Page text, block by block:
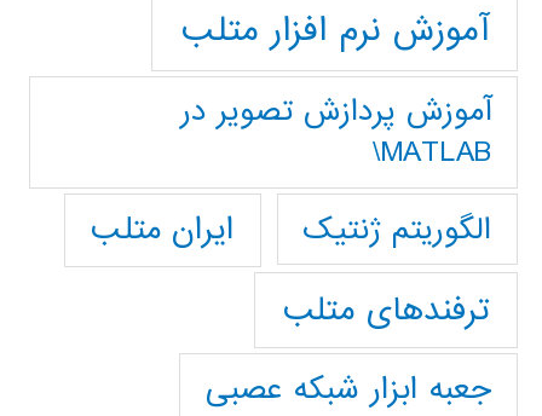
آموزش نرم افزار متلب
آموزش پردازش تصوير در
MATLAB\
الگوریتم ژنتیک
ایران متلب
ترفندهای متلب
جعبه ابزار شبکه عصبی